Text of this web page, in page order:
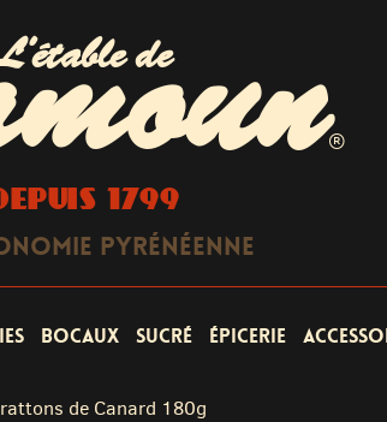
de
®
1799
Pyrénéenne
Bocaux Sucré Épicerie
de Canard 180g